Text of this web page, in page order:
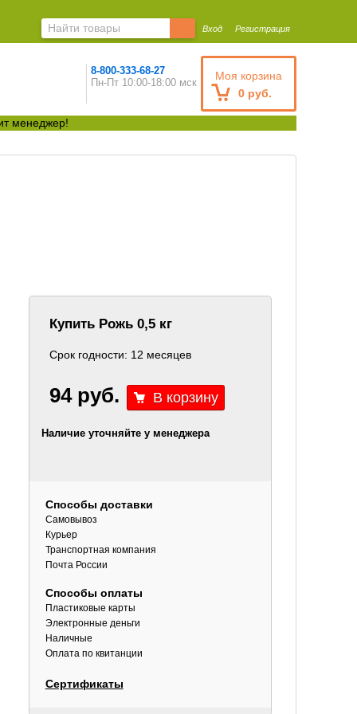
Вход Регистрация
Моя корзина
0 руб.
8-800-333-68-27
Пн-Пт 10:00-18:00 мск
менеджер!
Купить Рожь 0,5 кг
Срок годности: 12 месяцев
94 руб.
Наличие уточняйте у менеджера
Способы доставки
Самовывоз
Курьер
Транспортная компания
Почта России
Способы оплаты
Пластиковые карты
Электронные деньги
Наличные
Оплата по квитанции
Сертификаты